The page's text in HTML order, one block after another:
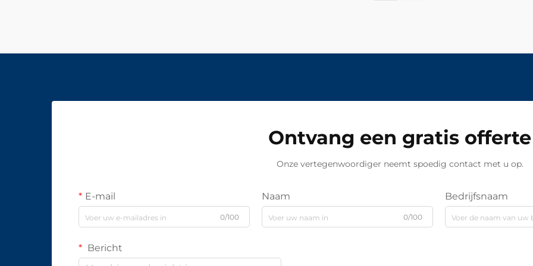
Ontvang een gratis offerte
Onze vertegenwoordiger neemt spoedig contact met u op.
E-mail
0/100
Naam
0/100
Bedrijfsnaam
Bericht